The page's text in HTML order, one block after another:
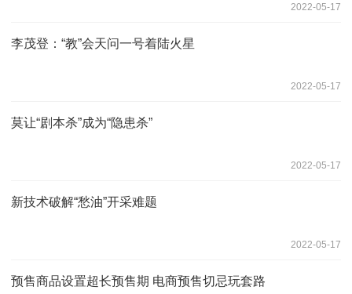
2022-05-17
李茂登：“教”会天问一号着陆火星
2022-05-17
莫让“剧本杀”成为“隐患杀”
2022-05-17
新技术破解“愁油”开采难题
2022-05-17
预售商品设置超长预售期 电商预售切忌玩套路